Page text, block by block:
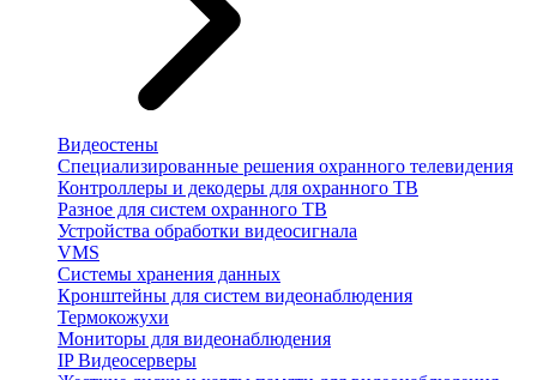
Видеостены
Специализированные решения охранного телевидения
Контроллеры и декодеры для охранного ТВ
Разное для систем охранного ТВ
Устройства обработки видеосигнала
VMS
Системы хранения данных
Кронштейны для систем видеонаблюдения
Термокожухи
Мониторы для видеонаблюдения
IP Видеосерверы